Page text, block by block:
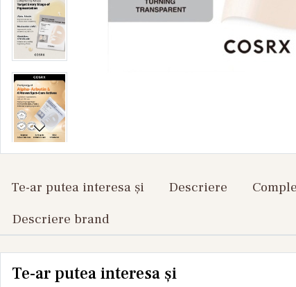
Te-ar putea interesa și Descriere
Descriere brand
Te-ar putea interesa și